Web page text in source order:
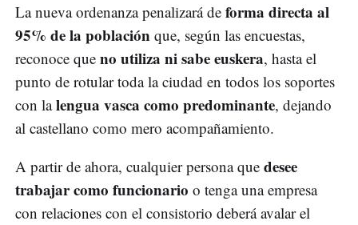
La nueva ordenanza penalizará de forma directa al
95% de la población que, según las encuestas,
reconoce que no utiliza ni sabe euskera, hasta el
punto de rotular toda la ciudad en todos los soportes
con lalengua vasca como predominante, dejando
al castellano como mero acompañamiento.
A partir de ahora, cualquier persona que desee
trabajar como funcionario o tenga una empresa
con relaciones con el consistorio deberá avalar el